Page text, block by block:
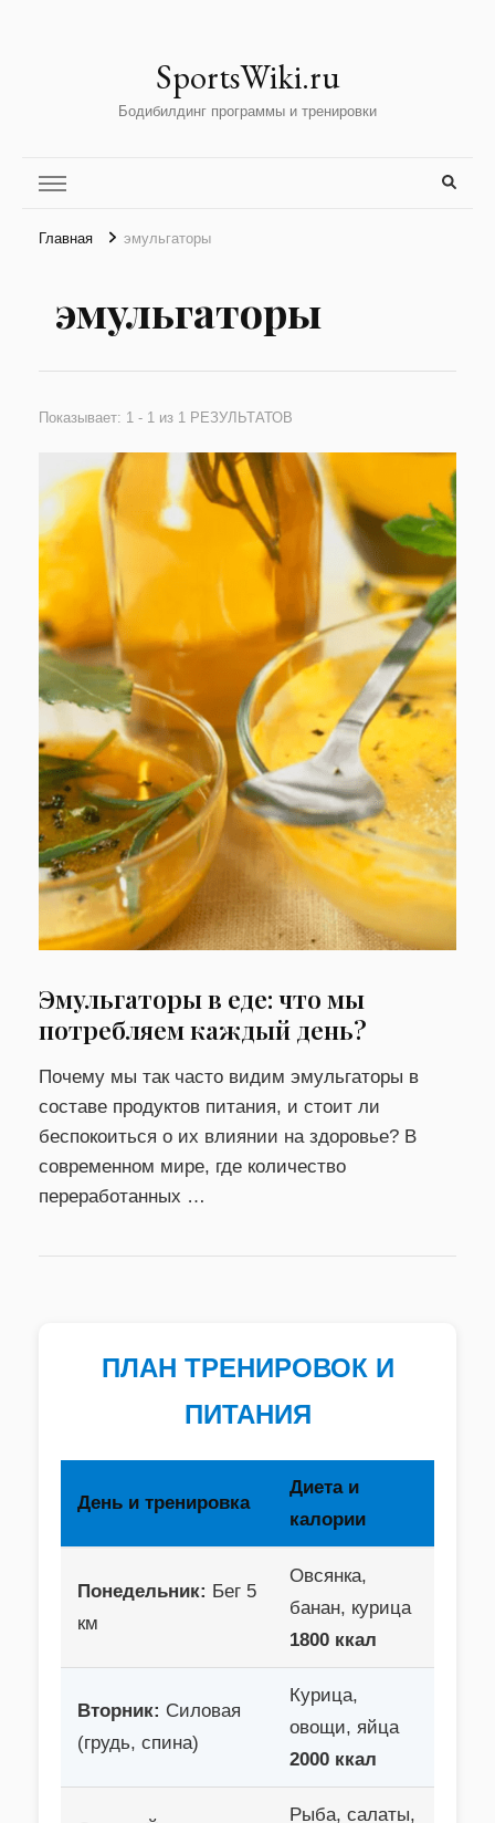
SportsWiki.ru
Бодибилдинг программы и тренировки
Главная эмульгаторы
эмульгаторы
Показывает: 1 - 1 из 1 РЕЗУЛЬТАТОВ
Эмульгаторы в еде: что мы
потребляем каждый день?
Почему мы так часто видим эмульгаторы в
составе продуктов питания, и стоит ли
беспокоиться о их влиянии на здоровье? В
современном мире, где количество
переработанных …
ПЛАН ТРЕНИРОВОК И
ПИТАНИЯ
День и тренировка
Диета и
калории
Понедельник: Бег 5
км
Овсянка,
банан, курица
1800 ккал
Вторник: Силовая
(грудь, спина)
Курица,
овощи, яйца
2000 ккал
Рыба, салаты,